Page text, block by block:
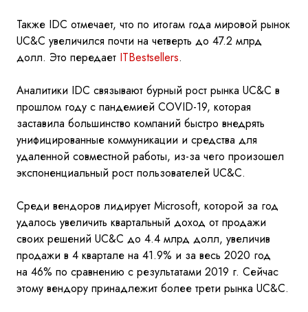
Также IDC отмечает, что по итогам года мировой рынок
UC&C увеличился почти на четверть до 47.2 млрд
долл. Это передает ITBestsellers.
Аналитики IDC связывают бурный рост рынка UC&C в
прошлом году с пандемией COVID-19, которая
заставила большинство компаний быстро внедрять
унифицированные коммуникации и средства для
удаленной совместной работы, из-за чего произошел
экспоненциальный рост пользователей UC&C.
Среди вендоров лидирует Microsoft, которой за год
удалось увеличить квартальный доход от продажи
своих решений UC&C до 4.4 млрд долл, увеличив
продажи в 4 квартале на 41.9% и за весь 2020 год
на 46% по сравнению с результатами 2019 г. Сейчас
этому вендору принадлежит более трети рынка UC&C.